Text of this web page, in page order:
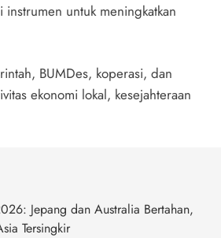
untuk meningkatkan
BUMDes, koperasi, dan
ekonomi lokal, kesejahteraan
Jepang dan Australia Bertahan,
Tersingkir